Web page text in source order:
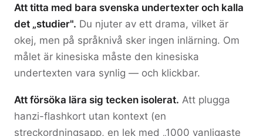
Att titta med bara svenska undertexter och kalla
det „studier". Du njuter av ett drama, vilket är
okej, men på språknivå sker ingen inlärning. Om
målet är kinesiska måste den kinesiska
undertexten vara synlig — och klickbar.
Att försöka lära sig tecken isolerat. Att plugga
hanzi-flashkort utan kontext (en
streckordningsapp, en lek med „1000 vanligaste